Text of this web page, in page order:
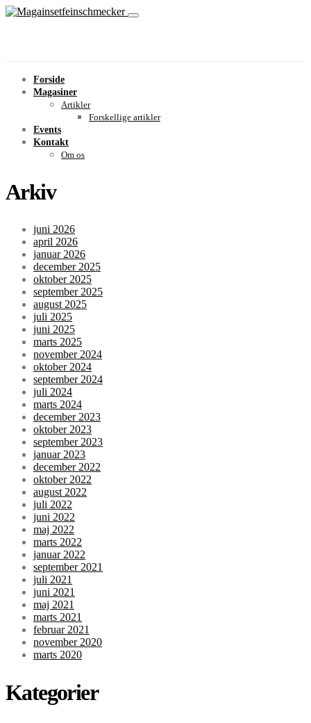
Forside
Magasiner
Artikler
Forskellige artikler
Events
Kontakt
Om os
Arkiv
juni 2026
april 2026
januar 2026
december 2025
oktober 2025
september 2025
august 2025
juli 2025
juni 2025
marts 2025
november 2024
oktober 2024
september 2024
juli 2024
marts 2024
december 2023
oktober 2023
september 2023
januar 2023
december 2022
oktober 2022
august 2022
juli 2022
juni 2022
maj 2022
marts 2022
januar 2022
september 2021
juli 2021
juni 2021
maj 2021
marts 2021
februar 2021
november 2020
marts 2020
Kategorier